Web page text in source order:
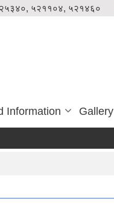
५२११०४, ५२१४६०
Information Gallery